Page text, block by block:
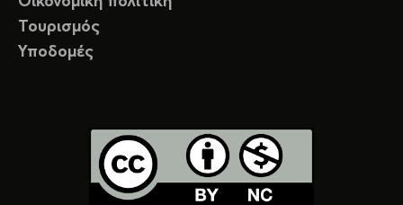
Τουρισμός
Υποδομές